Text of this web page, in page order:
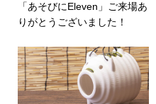
「あそびにEleven」ご来場あ
りがとうございました！